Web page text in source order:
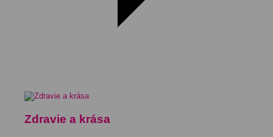
Zdravie a krása